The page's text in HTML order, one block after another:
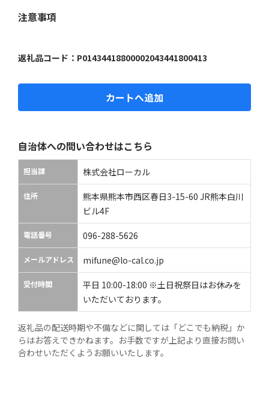
注意事項
返礼品コード： P01434418800002043441800413
カートへ追加
自治体への問い合わせはこちら
担当課 株式会社ローカル
住所
熊本県熊本市西区春日3-15-60 JR熊本白川
ビル4F
電話番号 096-288-5626
メールアドレス mifune@lo-cal.co.jp
受付時間
平日 10:00-18:00 ※土日祝祭日はお休みを
いただいております。
返礼品の配送時期や不備などに関しては「どこでも納税」か
らはお答えできかねます。お手数ですが上記より直接お問い
合わせいただくようお願いいたします。